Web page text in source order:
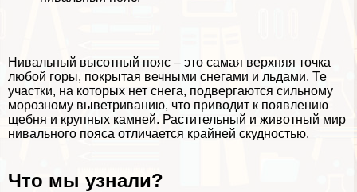
Нивальный высотный пояс – это самая верхняя точка
любой горы, покрытая вечными снегами и льдами. Те
участки, на которых нет снега, подвергаются сильному
морозному выветриванию, что приводит к появлению
щебня и крупных камней. Растительный и животный мир
нивального пояса отличается крайней скудностью.
Что мы узнали?